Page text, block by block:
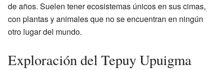
de años. Suelen tener ecosistemas únicos en sus cimas,
con plantas y animales que no se encuentran en ningún
otro lugar del mundo.
Exploración del Tepuy Upuigma